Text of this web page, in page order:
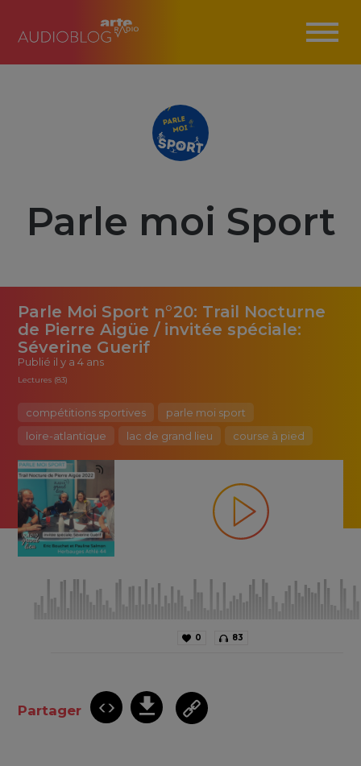
Parle moi Sport
Parle Moi Sport n°20: Trail Nocturne
de Pierre Aigüe / invitée spéciale:
Séverine Guerif
Publié il y a 4 ans
Lectures (83)
compétitions sportives
parle moi sport
loire-atlantique
lac de grand lieu course à pied
0 83
Partager